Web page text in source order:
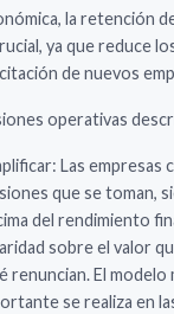
la retención
ya que reduce
de nuevos
operativas
Las empresas
que se toman,
del rendimiento
sobre el valor
renuncian. El modelo
se realiza en